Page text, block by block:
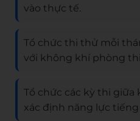
vào thực tế.
Tổ chức thi thử mỗi
với không khí phòng
Tổ chức các kỳ thi giữa
xác định năng lực tiếng